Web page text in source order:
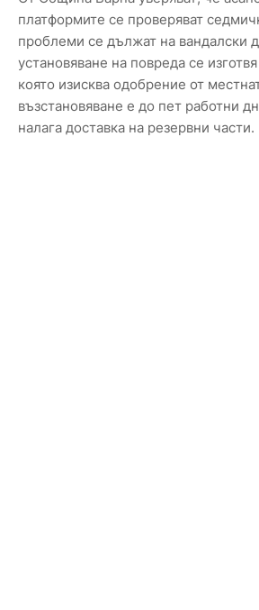
платформите се проверяват
проблеми се дължат на вандалски
установяване на повреда се
която изисква одобрение от
възстановяване е до пет работни
налага доставка на резервни части.